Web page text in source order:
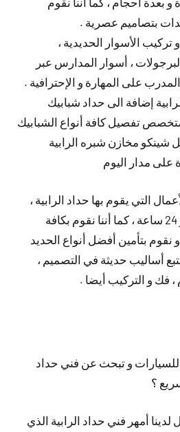
بتصاميم عصرية .
الأسوار الحديدية ،
البرجولات ، أسوار المدارس عبر
على المهارة و الإحترافية .
إضافة الى حداد شبابيك
تفصيل كافة أنواع الشبابيك
شينكو مخازن شبره الرابية
على مدار اليوم
التي يقوم بها حداد الرابية ،
خدمتنا متوفرة على مدار 24 ساعة ، كما أننا نقوم بكافة
نقوم بتأمين أفضل أنواع الحديد
نتبع أساليب حديثة في التصميم ،
، فك و التركيب أيضا .
و تبحث عن فني حداد
؟
لدينا أمهر فني حداد الرابية الذي